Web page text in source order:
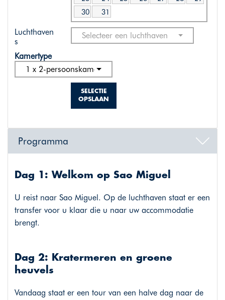
30
31
Luchthaven
s
Selecteer een luchthaven
Kamertype
1 x 2-persoonskamer standaard
SELECTIE
OPSLAAN
Programma
Dag 1: Welkom op Sao Miguel
U reist naar Sao Miguel. Op de luchthaven staat er een
transfer voor u klaar die u naar uw accommodatie
brengt.
Dag 2: Kratermeren en groene
heuvels
Vandaag staat er een tour van een halve dag naar de